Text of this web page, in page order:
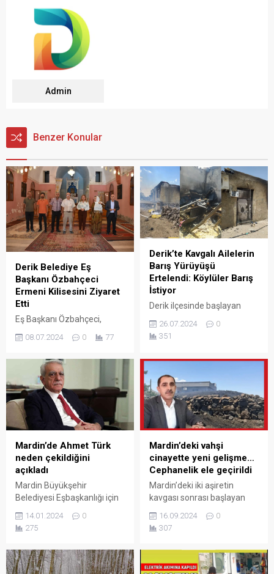
Admin
Benzer Konular
Derik Belediye Eş
Başkanı Özbahçeci
Ermeni Kilisesini Ziyaret
Etti
Eş Başkanı Özbahçeci,
Kevork Ermeni Kilisesini
08.07.2024 0 77
Derik’te Kavgalı Ailelerin
Barış Yürüyüşü
Ertelendi: Köylüler Barış
İstiyor
Derik ilçesinde başlayan
sıçrayan husumetli ailelerin
kavgasında bir kişi
alevlendi, köylüler barış
isterken, yapılması beklenen
Barış Yürüyüşü de iptal
edildi.
26.07.2024
0
351
Mardin’de Ahmet Türk
neden çekildiğini
açıkladı
Mardin Büyükşehir
Belediyesi Eşbaşkanlığı için
başvurusunu birinci turda
seçilememesi gerekçesiyle
Türk, “Kürt halkının
mücadelesini farklı
14.01.2024
0
275
Mardin’deki vahşi
cinayette yeni gelişme…
Cephanelik ele geçirildi
Mardin’deki iki aşiretin
kavgası sonrası başlayan
ilçesinde Resul Derin’in çekiç
ve sopa ile öldürülmesi ve
çatışmaları neticesinde
operasyon yapıldı. 10
16.09.2024
0
307